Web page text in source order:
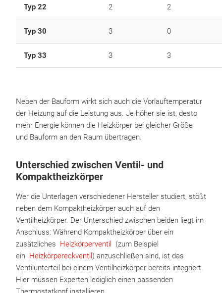
Typ 22 2 2
Typ 30 3 0
Typ 33 3 3
Neben der Bauform wirkt sich auch die Vorlauftemperatur
der Heizung auf die Leistung aus. Je höher sie ist, desto
mehr Energie können die Heizkörper bei gleicher Größe
und Bauform an den Raum übertragen.
Unterschied zwischen Ventil- und
Kompaktheizkörper
Wer die Unterlagen verschiedener Hersteller studiert, stößt
neben dem Kompaktheizkörper auch auf den
Ventilheizkörper. Der Unterschied zwischen beiden liegt im
Anschluss: Während Kompaktheizkörper über ein
zusätzliches Heizkörperventil
(zum Beispiel
ein Heizkörpereckventil) anzuschließen sind, ist das
Ventilunterteil bei einem Ventilheizkörper bereits integriert.
Hier müssen Experten lediglich einen passenden